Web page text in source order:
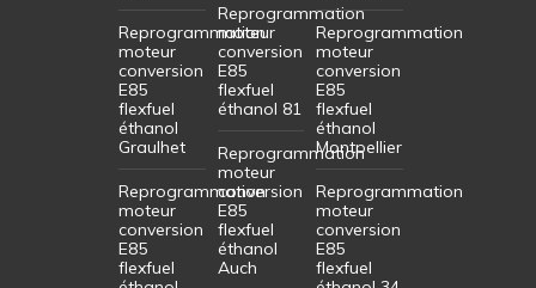
Reprogrammation
moteur
conversion
E85
flexfuel
éthanol
Graulhet
Reprogrammation
moteur
conversion
E85
flexfuel
Reprogrammation
moteur
conversion
E85
flexfuel
éthanol 81
Reprogrammation
moteur
conversion
E85
flexfuel
éthanol
Auch
Reprogrammation
moteur
conversion
E85
flexfuel
éthanol
Montpellier
Reprogrammation
moteur
conversion
E85
flexfuel